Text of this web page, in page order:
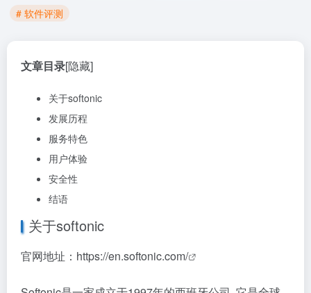
# 软件评测
文章目录[隐藏]
关于softonic
发展历程
服务特色
用户体验
安全性
结语
关于softonic
官网地址： https://en.softonic.com/